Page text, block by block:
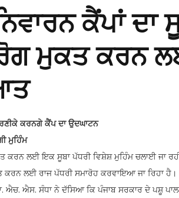
ਕੈਂਪਾਂ ਦਾ
ਮੁਕਤ ਕਰਨ
ਕਰਨਗੇ ਕੈਂਪ ਦਾ ਉਦਘਾਟਨ
ਮੁਹਿੰਮ
ਲਈ ਇਕ ਸੂਬਾ ਪੱਧਰੀ ਵਿਸ਼ੇਸ਼ ਮੁਹਿੰਮ ਚਲਾਈ ਜਾ
ਲਈ ਰਾਜ ਪੱਧਰੀ ਸਮਾਰੋਹ ਕਰਵਾਇਆ ਜਾ ਰਿਹਾ ਹੈ।
ਐਚ. ਐਸ. ਸੰਧਾ ਨੇ ਦੱਸਿਆ ਕਿ ਪੰਜਾਬ ਸਰਕਾਰ ਦੇ ਪਸ਼ੂ